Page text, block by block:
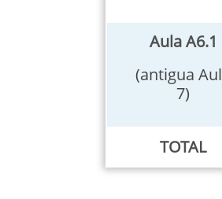
Aula A6.1
(antigua
7)
TOTAL